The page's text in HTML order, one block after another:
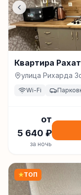
Квартира
улица Рихарда
Wi-Fi
от
5 640 ₽
за ночь
★ТОП